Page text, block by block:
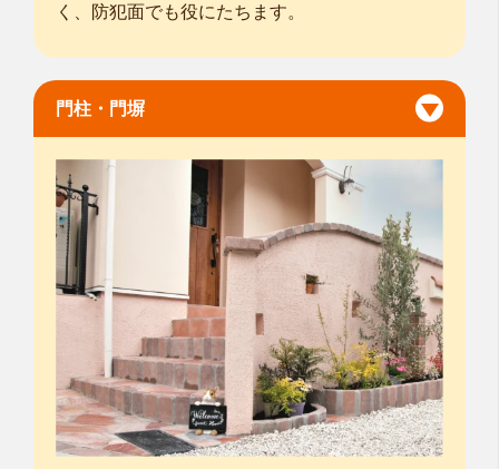
く、防犯面でも役にたちます。
門柱・門塀